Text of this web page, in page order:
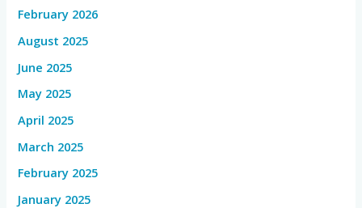
February 2026
August 2025
June 2025
May 2025
April 2025
March 2025
February 2025
January 2025